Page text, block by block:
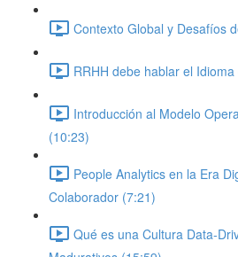
Contexto Global y Desafíos
RRHH debe hablar el
Introducción al Modelo
(10:23)
People Analytics en la Era
Colaborador (7:21)
Qué es una Cultura Data-